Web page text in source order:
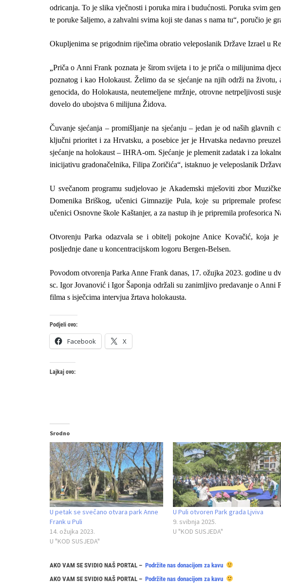
odricanja. To je slika vječnosti i poruka mira i budućnosti. Poruka svim
te poruke šaljemo, a zahvalni svima koji ste danas s nama tu“, poručio je
Okupljenima se prigodnim riječima obratio veleposlanik Države Izrael u
„Priča o Anni Frank poznata je širom svijeta i to je priča o milijunima
poznatog i kao Holokaust. Želimo da se sjećanje na njih održi na
genocida, do Holokausta, neutemeljene mržnje, otrovne netrpeljivosti
dovelo do ubojstva 6 milijuna Židova.
Čuvanje sjećanja – promišljanje na sjećanju – jedan je od naših glavnih
ključni prioritet i za Hrvatsku, a posebice jer je Hrvatska nedavno
sjećanje na holokaust – IHRA-om. Sjećanje je plemenit zadatak i za
inicijativu gradonačelnika, Filipa Zoričića“, istaknuo je veleposlanik
U svečanom programu sudjelovao je Akademski mješoviti zbor
Domenika Briškog, učenici Gimnazije Pula, koje su pripremale
učenici Osnovne škole Kaštanjer, a za nastup ih je pripremila profesorica
Otvorenju Parka odazvala se i obitelj pokojne Anice Kovačić, koja
posljednje dane u koncentracijskom logoru Bergen-Belsen.
Povodom otvorenja Parka Anne Frank danas, 17. ožujka 2023. godine u
sc. Igor Jovanović i Igor Šaponja održali su zanimljivo predavanje o
filma s isječcima intervjua žrtava holokausta.
Podjeli ovo:
Facebook X
Lajkaj ovo:
Srodno
U petak se svečano otvara park Anne
Frank u Puli
14. ožujka 2023.
U "KOD SUSJEDA"
U Puli otvoren Park grada Ljviva
9. svibnja 2025.
U "KOD SUSJEDA"
AKO VAM SE SVIDIO NAŠ PORTAL – Podržite nas donacijom za kavu
AKO VAM SE SVIDIO NAŠ PORTAL – Podržite nas donacijom za kavu